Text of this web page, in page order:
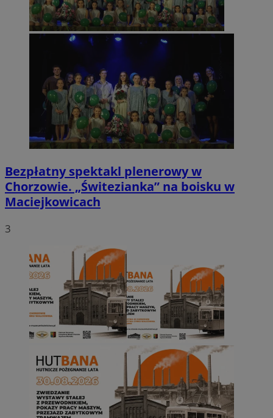
Bezpłatny spektakl plenerowy w
Chorzowie. „Świtezianka” na boisku w
Maciejkowicach
3